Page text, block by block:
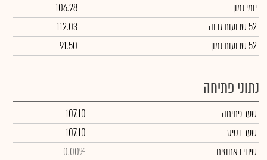
יומי נמוך
106.28
52 שבועות גבוה
112.03
52 שבועות נמוך
91.50
נתוני פתיחה
שער פתיחה
107.10
שער בסיס
107.10
שינוי באחוזים
0.00%